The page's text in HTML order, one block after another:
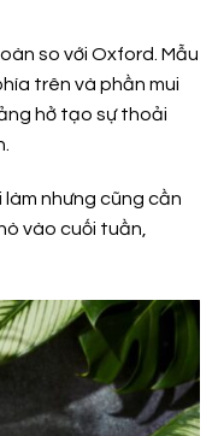
so với Oxford. Mẫu
trên và phần mui
hở tạo sự thoải
làm nhưng cũng cần
vào cuối tuần,